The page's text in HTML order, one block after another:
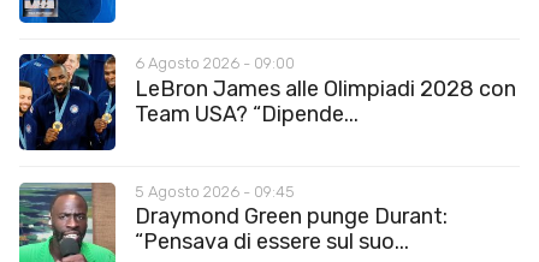
6 Agosto 2026 - 09:00
LeBron James alle Olimpiadi 2028 con
Team USA? “Dipende...
5 Agosto 2026 - 09:45
Draymond Green punge Durant:
“Pensava di essere sul suo...